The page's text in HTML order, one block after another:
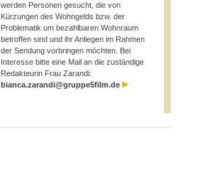
werden Personen gesucht, die von
Kürzungen des Wohngelds bzw. der
Problematik um bezahlbaren Wohnraum
betroffen sind und ihr Anliegen im Rahmen
der Sendung vorbringen möchten. Bei
Interesse bitte eine Mail an die zuständige
Redakteurin Frau Zarandi:
bianca.zarandi@gruppe5film.de